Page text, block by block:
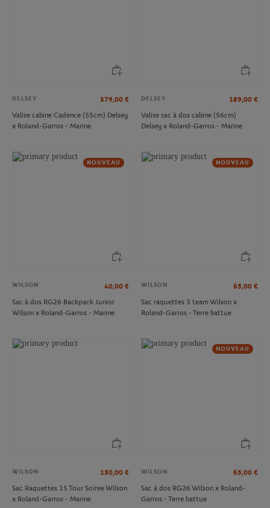
DELSEY 379,00 €
Valise cabine Cadence (55cm) Delsey
x Roland-Garros - Marine
DELSEY 189,00 €
Valise sac à dos cabine (56cm)
Delsey x Roland-Garros - Marine
NOUVEAU
WILSON 40,00 €
Sac à dos RG26 Backpack Junior
Wilson x Roland-Garros - Marine
NOUVEAU
WILSON 65,00 €
Sac raquettes 3 team Wilson x
Roland-Garros - Terre battue
WILSON 150,00 €
Sac Raquettes 15 Tour Soiree Wilson
x Roland-Garros - Marine
NOUVEAU
WILSON 65,00 €
Sac à dos RG26 Wilson x Roland-
Garros - Terre battue